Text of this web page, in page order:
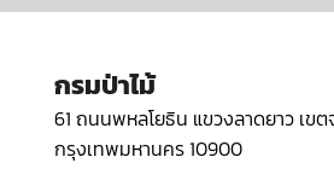
กรมป่าไม้
61 ถนนพหลโยธิน แขวงลาดยาว เข
กรุงเทพมหานคร 10900